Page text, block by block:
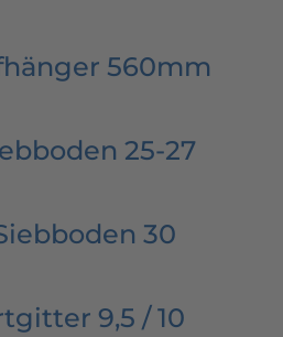
560mm
25-27
30
9,5 / 10